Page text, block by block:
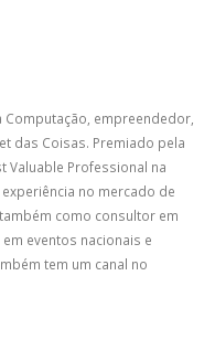
Computação, empreendedor,
das Coisas. Premiado pela
Valuable Professional na
no mercado de
como consultor em
eventos nacionais e
tem um canal no